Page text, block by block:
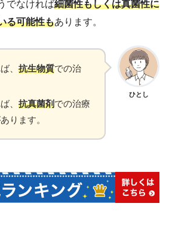
でなければ細菌性もしくは真菌性に
る可能性もあります。
ひとし
、 抗生物質での治
、 抗真菌剤での治療
ります。